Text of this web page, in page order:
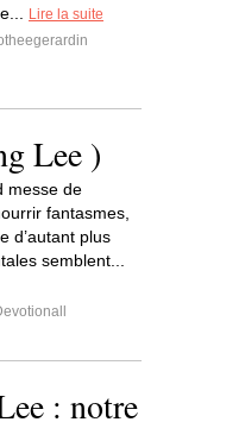
Lire la suite
Lee )
messe de
fantasmes,
d’autant plus
semblent...
: notre